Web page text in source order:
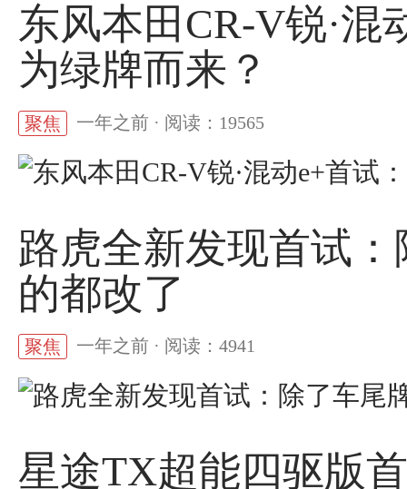
东风本田CR-V锐·混
为绿牌而来？
聚焦 一年之前 · 阅读：19565
路虎全新发现首试
的都改了
聚焦 一年之前 · 阅读：4941
星途TX超能四驱版